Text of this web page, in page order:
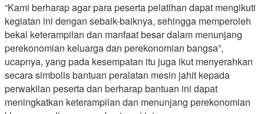
“Kami berharap agar para peserta pelatihan dapat mengikuti
kegiatan ini dengan sebaik-baiknya, sehingga memperoleh
bekal keterampilan dan manfaat besar dalam menunjang
perekonomian keluarga dan perekonomian bangsa”,
ucapnya, yang pada kesempatan itu juga ikut menyerahkan
secara simbolis bantuan peralatan mesin jahit kepada
perwakilan peserta dan berharap bantuan ini dapat
meningkatkan keterampilan dan menunjang perekonomian